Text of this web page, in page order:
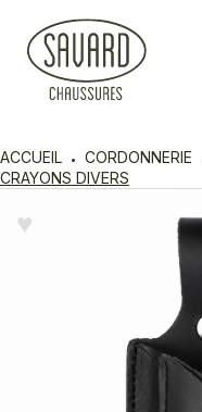
ACCUEIL CORDONNERIE
CRAYONS DIVERS
♥︎